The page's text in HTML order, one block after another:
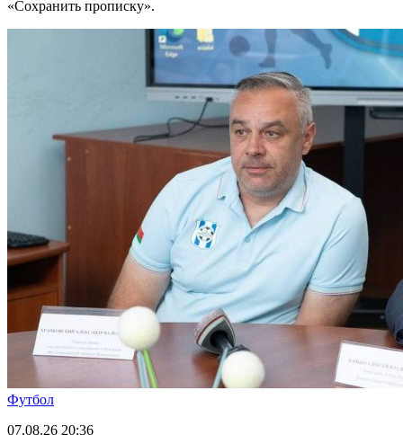
«Сохранить прописку».
Футбол
07.08.26 20:36